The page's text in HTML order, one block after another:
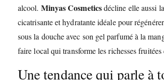
alcool. Minyas Cosmeticsdécline elle aussi
cicatrisante et hydratante idéale pour
sous la douche avec son gel parfumé à la
faire local qui transforme les richesses
Une tendance qui parle à